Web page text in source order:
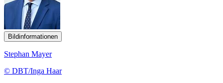
Bildinformationen
Stephan Mayer
© DBT/Inga Haar